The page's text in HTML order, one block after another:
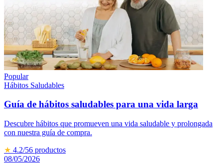
Popular
Hábitos Saludables
Guía de hábitos saludables para una vida larga
Descubre hábitos que promueven una vida saludable y prolongada
con nuestra guía de compra.
★ 4.2/56 productos
08/05/2026